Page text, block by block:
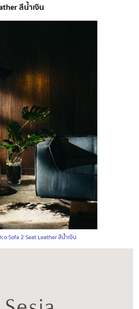
สีน้ำเงิน
Sofa 2 Seat Leather สีน้ำเงิน